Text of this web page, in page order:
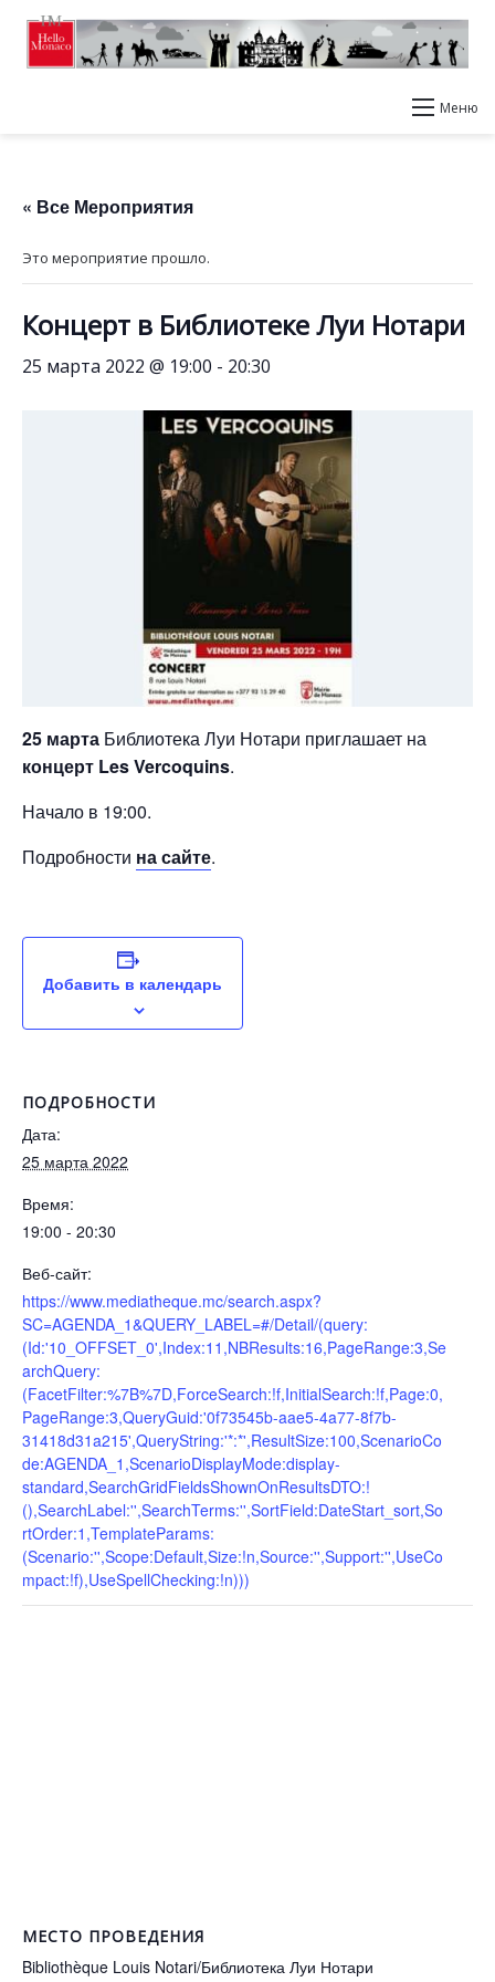
Меню
« Все Мероприятия
Это мероприятие прошло.
Концерт в Библиотеке Луи Нотари
25 марта 2022 @ 19:00 - 20:30
25 марта Библиотека Луи Нотари приглашает на
концерт Les Vercoquins.
Начало в 19:00.
Подробности на сайте.
Добавить в календарь
ПОДРОБНОСТИ
Дата:
25 марта 2022
Время:
19:00 - 20:30
Веб-сайт:
https://www.mediatheque.mc/search.aspx?
SC=AGENDA_1&QUERY_LABEL=#/Detail/(query:
(Id:'10_OFFSET_0',Index:11,NBResults:16,PageRange:3,Se
archQuery:
(FacetFilter:%7B%7D,ForceSearch:!f,InitialSearch:!f,Page:0,
PageRange:3,QueryGuid:'0f73545b-aae5-4a77-8f7b-
31418d31a215',QueryString:'*:*',ResultSize:100,ScenarioCo
de:AGENDA_1,ScenarioDisplayMode:display-
standard,SearchGridFieldsShownOnResultsDTO:!
(),SearchLabel:'',SearchTerms:'',SortField:DateStart_sort,So
rtOrder:1,TemplateParams:
(Scenario:'',Scope:Default,Size:!n,Source:'',Support:'',UseCo
mpact:!f),UseSpellChecking:!n)))
МЕСТО ПРОВЕДЕНИЯ
Bibliothèque Louis Notari/Библиотека Луи Нотари